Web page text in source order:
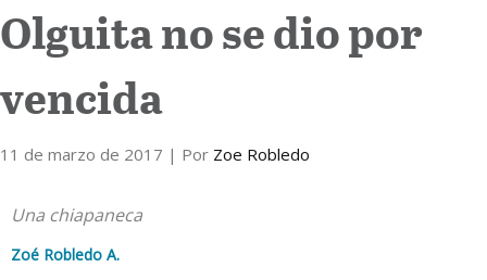
Colaboradores
Internacional
Cultura
Olguita no se dio por
vencida
11 de marzo de 2017 | Por Zoe Robledo
Una chiapaneca
Zoé Robledo A.